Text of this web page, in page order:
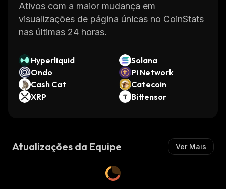
Ativos com a maior mudança em
visualizações de página únicas no CoinStats
nas últimas 24 horas.
Hyperliquid
Solana
Ondo
Pi Network
Cash Cat
Catecoin
XRP
Bittensor
Atualizações da Equipe Ver Mais